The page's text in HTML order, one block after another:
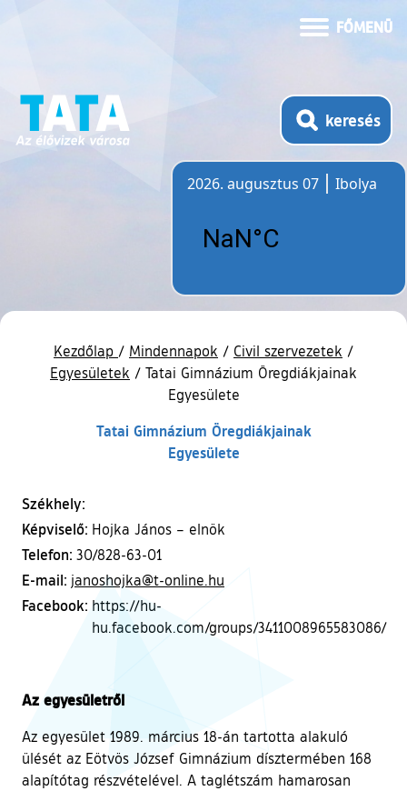
FŐMENÜ
keresés
2026. augusztus 07
Ibolya
Kezdőlap / Mindennapok / Civil szervezetek /
Egyesületek / Tatai Gimnázium Öregdiákjainak
Egyesülete
Tatai Gimnázium Öregdiákjainak
Egyesülete
Székhely:
Képviselő: Hojka János – elnök
Telefon: 30/828-63-01
E-mail: janoshojka@t-online.hu
Facebook: https://hu-
hu.facebook.com/groups/3411008965583086/
Az egyesületről
Az egyesület 1989. március 18-án tartotta alakuló
ülését az Eötvös József Gimnázium dísztermében 168
alapítótag részvételével. A taglétszám hamarosan